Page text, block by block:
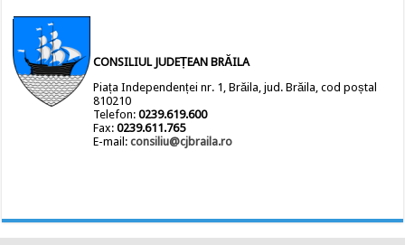
CONSILIUL JUDEȚEAN BRĂILA
Piața Independenței nr. 1, Brăila, jud. Brăila, cod poștal
810210
Telefon:0239.619.600
Fax:0239.611.765
E-mail:consiliu@cjbraila.ro